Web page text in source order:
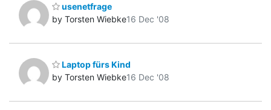
usenetfrage
by Torsten Wiebke16 Dec '08
Laptop fürs Kind
by Torsten Wiebke16 Dec '08